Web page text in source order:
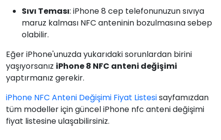
Sıvı Teması: iPhone 8 cep telefonunuzun sıvıya
maruz kalması NFC anteninin bozulmasına sebep
olabilir.
Eğer iPhone'unuzda yukarıdaki sorunlardan birini
yaşıyorsanız iPhone 8 NFC anteni değişimi
yaptırmanız gerekir.
iPhone NFC Anteni Değişimi Fiyat Listesisayfamızdan
tüm modeller için güncel iPhone nfc anteni değişimi
fiyat listesine ulaşabilirsiniz.